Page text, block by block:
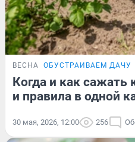
ВЕСНА ОБУСТРАИВАЕМ ДАЧУ
Когда и как сажать
и правила в одной
30 мая, 2026, 12:00 256